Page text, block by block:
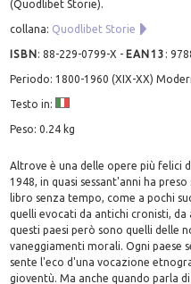
(Quodlibet Storie).
collana: Quodlibet Storie
ISBN:88-229-0799-X - EAN13 :
Periodo: 1800-1960 (XIX-XX)
Testo in:
Peso: 0.24 kg
Altrove è una delle opere più felici
1948, in quasi sessant'anni ha
libro senza tempo, come a pochi
quelli evocati da antichi cronisti,
questi paesi però sono quelli delle
vaneggiamenti morali. Ogni paese
sente l'eco d'una vocazione
gioventù. Ma anche quando parla